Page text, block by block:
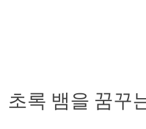
초록 뱀을 꿈꾸